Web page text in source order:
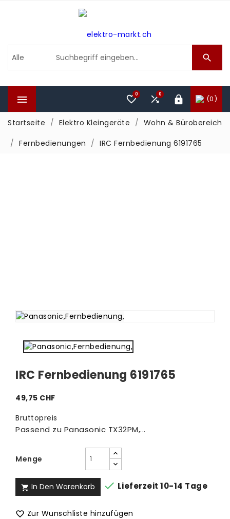

 (0)

0
0
Startseite Elektro Kleingeräte
Wohn & Bürobereich
Fernbedienungen
IRC Fernbedienung 6191765
IRC Fernbedienung 6191765
49,75 CHF
Bruttopreis
Passend zu Panasonic TX32PM,...
Menge
 In Den Warenkorb  Lieferzeit 10-14 Tage
 Zur Wunschliste hinzufügen